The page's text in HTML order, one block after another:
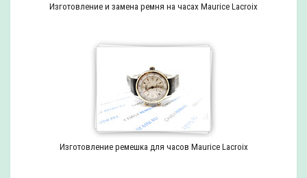
Изготовление и замена ремня на часах Maurice Lacroix
Изготовление ремешка для часов Maurice Lacroix